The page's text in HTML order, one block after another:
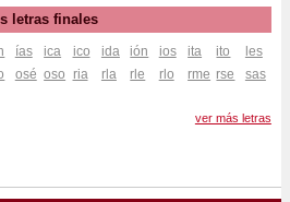
letras finales
ías ica ico ida ión ios ita ito
les
osé oso ria rla rle rlo rme rse
sas
ver más letras